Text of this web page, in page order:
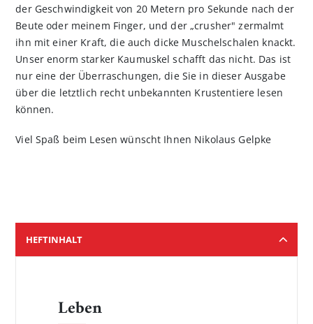
der Geschwindigkeit von 20 Metern pro Sekunde nach der
Beute oder meinem Finger, und der „crusher" zermalmt
ihn mit einer Kraft, die auch dicke Muschelschalen knackt.
Unser enorm starker Kaumuskel schafft das nicht. Das ist
nur eine der Überraschungen, die Sie in dieser Ausgabe
über die letztlich recht unbekannten Krustentiere lesen
können.
Viel Spaß beim Lesen wünscht Ihnen Nikolaus Gelpke
HEFTINHALT
Leben